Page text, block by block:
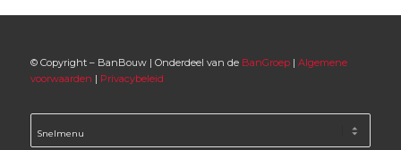
© Copyright – BanBouw | Onderdeel van de BanGroep| Algemene
voorwaarden | Privacybeleid